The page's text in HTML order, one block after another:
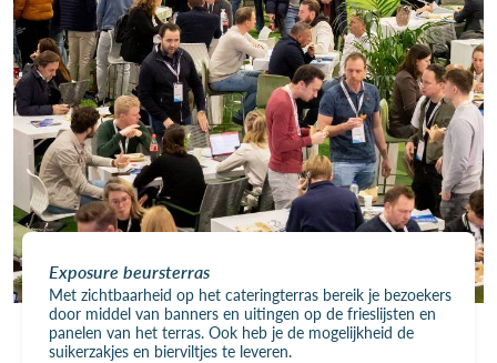
Exposure beursterras
Met zichtbaarheid op het cateringterras bereik je bezoekers
door middel van banners en uitingen op de frieslijsten en
panelen van het terras. Ook heb je de mogelijkheid de
suikerzakjes en bierviltjes te leveren.